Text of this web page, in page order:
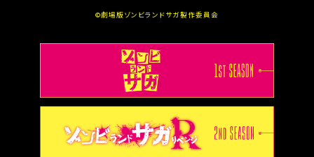
e
o
k
E
©劇場版ゾンビランドサガ製作委員会